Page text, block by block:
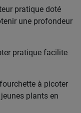
pratique doté
une profondeur
pratique facilite
fourchette à picoter
plants en